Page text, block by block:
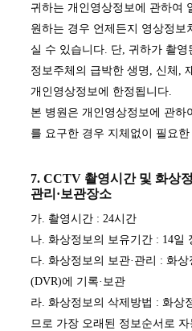
귀하는 개인영상정보에 관하여
원하는 경우 언제든지 영상정보
실 수 있습니다. 단, 귀하가 촬영
정보주체의 급박한 생명, 신체,
개인영상정보에 한정됩니다.
본 병원은 개인영상정보에 관하
를 요구한 경우 지체없이 필요
7. CCTV 촬영시간 및 화상
관리·보관장소
가. 촬영시간 : 24시간
나. 화상정보의 보유기간 : 14일
다. 화상정보의 보관·관리 : 화
(DVR)에 기록·보관
라. 화상정보의 삭제방법 : 화상
므로 가장 오래된 정보순서로 자